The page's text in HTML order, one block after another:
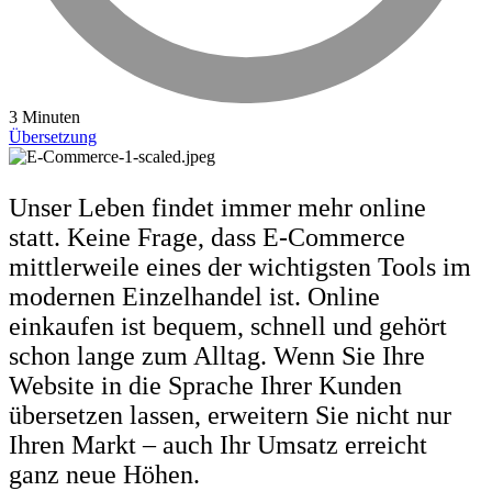
3 Minuten
Übersetzung
Unser Leben findet immer mehr online
statt. Keine Frage, dass E-Commerce
mittlerweile eines der wichtigsten Tools im
modernen Einzelhandel ist. Online
einkaufen ist bequem, schnell und gehört
schon lange zum Alltag. Wenn Sie Ihre
Website in die Sprache Ihrer Kunden
übersetzen lassen, erweitern Sie nicht nur
Ihren Markt – auch Ihr Umsatz erreicht
ganz neue Höhen.